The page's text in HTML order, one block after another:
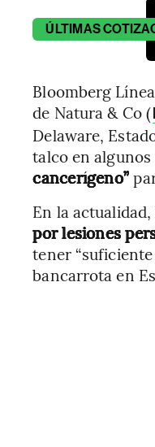
ÚLTIMAS
Bloomberg
de Natura & Co (
Delaware,
talco en
cancerígeno”
En la actualidad,
por lesiones
tener
bancarrota en